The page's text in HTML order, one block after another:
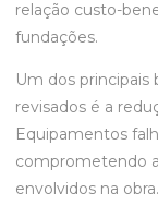
relação custo-
fundações.
Um dos principais
revisados é a
Equipamentos
comprometendo
envolvidos na